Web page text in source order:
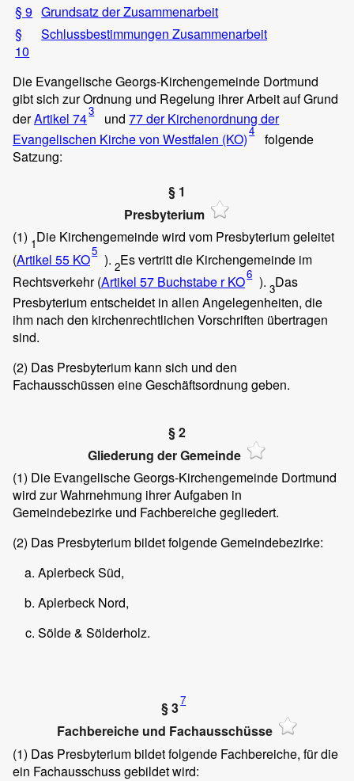
§ 9 Grundsatz der Zusammenarbeit
§
10
Schlussbestimmungen Zusammenarbeit
Die Evangelische Georgs-Kirchengemeinde Dortmund
gibt sich zur Ordnung und Regelung ihrer Arbeit auf Grund
derArtikel 743 und77 der Kirchenordnung der
Evangelischen Kirche von Westfalen (KO)4
folgende
Satzung:
§ 1
Presbyterium
(1) 1Die Kirchengemeinde wird vom Presbyterium geleitet
(Artikel 55 KO5 ). 2Es vertritt die Kirchengemeinde im
Rechtsverkehr (Artikel 57 Buchstabe r KO6 ). 3Das
Presbyterium entscheidet in allen Angelegenheiten, die
ihm nach den kirchenrechtlichen Vorschriften übertragen
sind.
(2) Das Presbyterium kann sich und den
Fachausschüssen eine Geschäftsordnung geben.
§ 2
Gliederung der Gemeinde
(1) Die Evangelische Georgs-Kirchengemeinde Dortmund
wird zur Wahrnehmung ihrer Aufgaben in
Gemeindebezirke und Fachbereiche gegliedert.
(2) Das Presbyterium bildet folgende Gemeindebezirke:
Aplerbeck Süd,
Aplerbeck Nord,
Sölde & Sölderholz.
§ 37
Fachbereiche und Fachausschüsse
(1) Das Presbyterium bildet folgende Fachbereiche, für die
ein Fachausschuss gebildet wird: